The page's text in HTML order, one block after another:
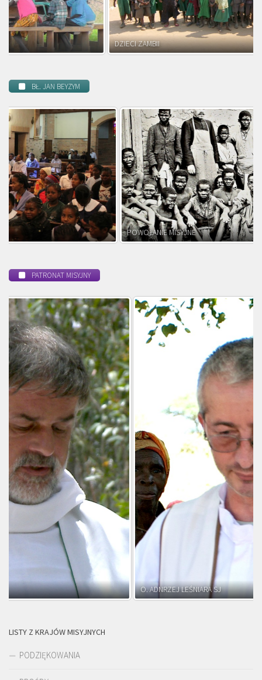
DZIECI ZAMBII
BŁ. JAN BEYZYM
POWOŁANIE MISYJNE
PATRONAT MISYJNY
O. ADNRZEJ LEŚNIARA SJ
LISTY Z KRAJÓW MISYJNYCH
PODZIĘKOWANIA